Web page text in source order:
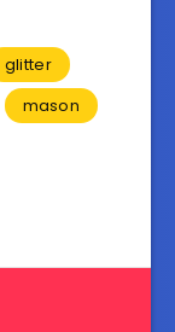
glitter
mason